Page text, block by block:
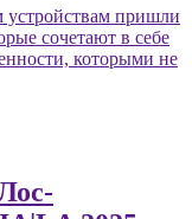
пришли
сочетают в себе
которыми не